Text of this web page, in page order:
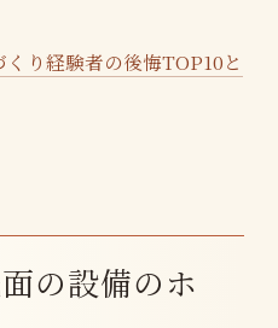
り経験者の後悔TOP10と
の設備のホ